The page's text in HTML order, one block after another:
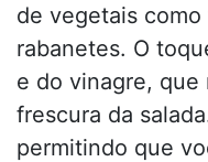
de vegetais
rabanetes. O
e do vinagre, que
frescura da
permitindo que